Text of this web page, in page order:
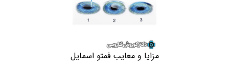
مزایا و معایب فمتو اسمایل